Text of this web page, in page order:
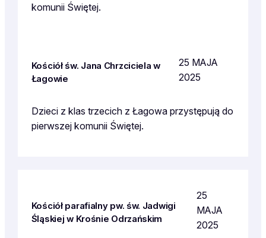
komunii Świętej.
Kościół św. Jana Chrzciciela w
Łagowie
25 MAJA
2025
Dzieci z klas trzecich z Łagowa przystępują do
pierwszej komunii Świętej.
Kościół parafialny pw. św. Jadwigi
Śląskiej w Krośnie Odrzańskim
25
MAJA
2025